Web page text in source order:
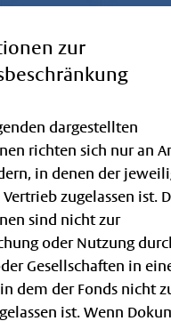
LU2040452752 OGAW / FCP
LU2577042380 OGAW /
LU2935887088 OGAW /
zur
dargestellten
richten sich nur an
in denen der
zugelassen ist.
sind nicht zur
oder Nutzung
Gesellschaften in
dem der Fonds nicht
ist. Wenn